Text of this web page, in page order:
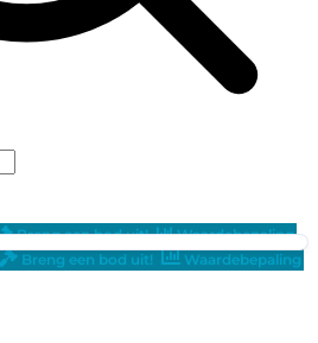
Breng een bod uit!
Waardebepaling
Breng een bod uit! Waardebepaling